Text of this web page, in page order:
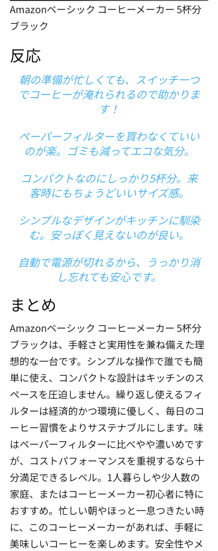
Amazonベーシック コーヒーメーカー 5杯分
ブラック
反応
朝の準備が忙しくても、スイッチ一つ
でコーヒーが淹れられるので助かりま
す！
ペーパーフィルターを買わなくていい
のが楽。ゴミも減ってエコな気分。
コンパクトなのにしっかり5杯分。来
客時にもちょうどいいサイズ感。
シンプルなデザインがキッチンに馴染
む。安っぽく見えないのが良い。
自動で電源が切れるから、うっかり消
し忘れても安心です。
まとめ
Amazonベーシック コーヒーメーカー 5杯分
ブラックは、手軽さと実用性を兼ね備えた理
想的な一台です。シンプルな操作で誰でも簡
単に使え、コンパクトな設計はキッチンのス
ペースを圧迫しません。繰り返し使えるフィ
ルターは経済的かつ環境に優しく、毎日のコ
ーヒー習慣をよりサステナブルにします。味
はペーパーフィルターに比べやや濃いめです
が、コストパフォーマンスを重視するなら十
分満足できるレベル。1人暮らしや少人数の
家庭、またはコーヒーメーカー初心者に特に
おすすめ。忙しい朝やほっと一息つきたい時
に、このコーヒーメーカーがあれば、手軽に
美味しいコーヒーを楽しめます。安全性やメ